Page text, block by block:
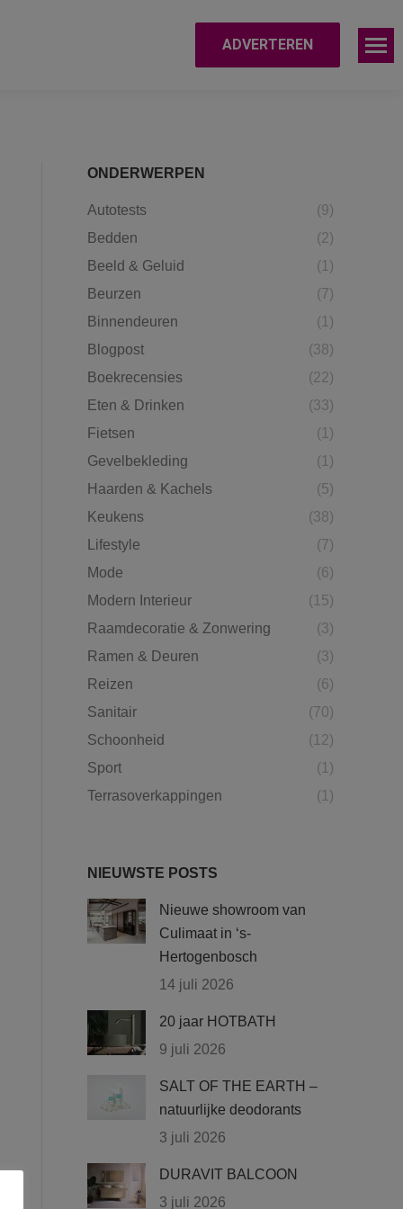
ADVERTEREN
ONDERWERPEN
Autotests
(9)
Bedden
(2)
Beeld & Geluid
(1)
Beurzen
(7)
Binnendeuren
(1)
Blogpost
(38)
Boekrecensies
(22)
Eten & Drinken
(33)
Fietsen
(1)
Gevelbekleding
(1)
Haarden & Kachels
(5)
Keukens
(38)
Lifestyle
(7)
Mode
(6)
Modern Interieur
(15)
Raamdecoratie & Zonwering
(3)
Ramen & Deuren
(3)
Reizen
(6)
Sanitair
(70)
Schoonheid
(12)
Sport
(1)
Terrasoverkappingen
(1)
NIEUWSTE POSTS
Nieuwe showroom van
Culimaat in ‘s-
Hertogenbosch
14 juli 2026
20 jaar HOTBATH
9 juli 2026
SALT OF THE EARTH –
natuurlijke deodorants
3 juli 2026
DURAVIT BALCOON
3 juli 2026